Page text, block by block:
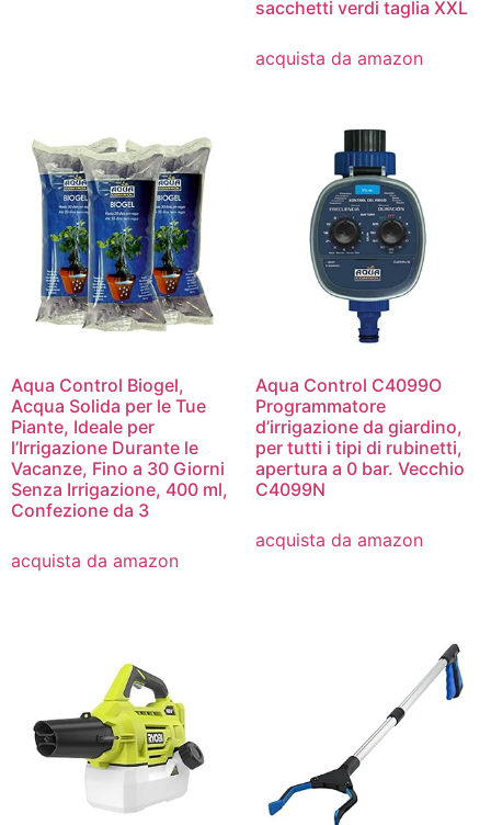
sacchetti verdi taglia XXL
acquista da amazon
Aqua Control Biogel,
Acqua Solida per le Tue
Piante, Ideale per
l’Irrigazione Durante le
Vacanze, Fino a 30 Giorni
Senza Irrigazione, 400 ml,
Confezione da 3
acquista da amazon
Aqua Control C4099O
Programmatore
d’irrigazione da giardino,
per tutti i tipi di rubinetti,
apertura a 0 bar. Vecchio
C4099N
acquista da amazon